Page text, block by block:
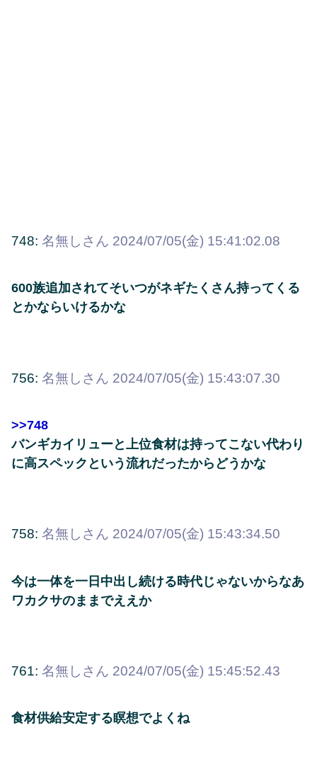
748: 名無しさん 2024/07/05(金) 15:41:02.08
600族追加されてそいつがネギたくさん持ってくる
とかならいけるかな
756: 名無しさん 2024/07/05(金) 15:43:07.30
>>748
バンギカイリューと上位食材は持ってこない代わり
に高スペックという流れだったからどうかな
758: 名無しさん 2024/07/05(金) 15:43:34.50
今は一体を一日中出し続ける時代じゃないからなあ
ワカクサのままでええか
761: 名無しさん 2024/07/05(金) 15:45:52.43
食材供給安定する瞑想でよくね